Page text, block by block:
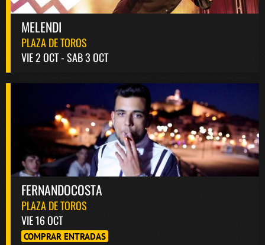
MELENDI
PLAZA DE TOROS
VIE 2 OCT - SAB 3 OCT
FERNANDOCOSTA
PLAZA DE TOROS
VIE 16 OCT
COMPRAR ENTRADAS